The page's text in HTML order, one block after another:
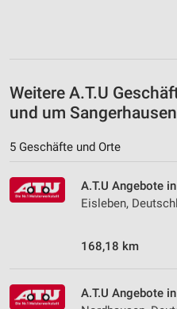
Weitere A.T.U
und um Sangerhausen
5 Geschäfte und Orte
A.T.U Angebote
Eisleben,
168,18 km
A.T.U Angebote